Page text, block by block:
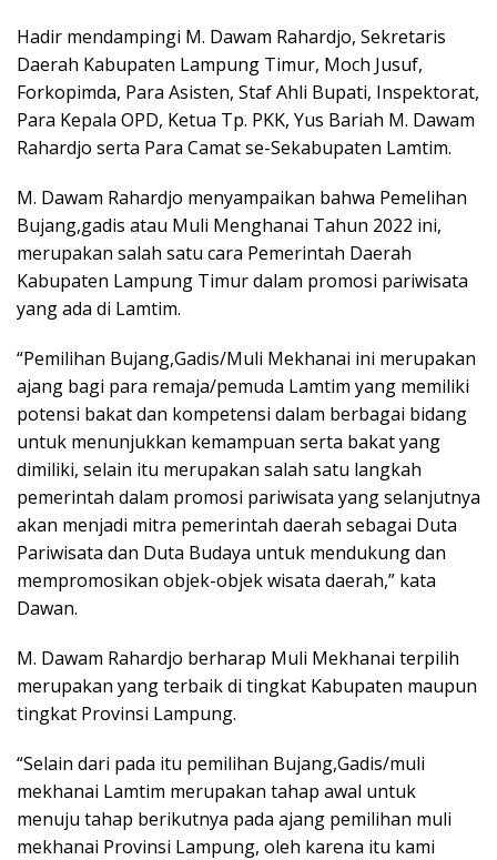
Hadir mendampingi M. Dawam Rahardjo, Sekretaris
Daerah Kabupaten Lampung Timur, Moch Jusuf,
Forkopimda, Para Asisten, Staf Ahli Bupati, Inspektorat,
Para Kepala OPD, Ketua Tp. PKK, Yus Bariah M. Dawam
Rahardjo serta Para Camat se-Sekabupaten Lamtim.
M. Dawam Rahardjo menyampaikan bahwa Pemelihan
Bujang,gadis atau Muli Menghanai Tahun 2022 ini,
merupakan salah satu cara Pemerintah Daerah
Kabupaten Lampung Timur dalam promosi pariwisata
yang ada di Lamtim.
“Pemilihan Bujang,Gadis/Muli Mekhanai ini merupakan
ajang bagi para remaja/pemuda Lamtim yang memiliki
potensi bakat dan kompetensi dalam berbagai bidang
untuk menunjukkan kemampuan serta bakat yang
dimiliki, selain itu merupakan salah satu langkah
pemerintah dalam promosi pariwisata yang selanjutnya
akan menjadi mitra pemerintah daerah sebagai Duta
Pariwisata dan Duta Budaya untuk mendukung dan
mempromosikan objek-objek wisata daerah,” kata
Dawan.
M. Dawam Rahardjo berharap Muli Mekhanai terpilih
merupakan yang terbaik di tingkat Kabupaten maupun
tingkat Provinsi Lampung.
“Selain dari pada itu pemilihan Bujang,Gadis/muli
mekhanai Lamtim merupakan tahap awal untuk
menuju tahap berikutnya pada ajang pemilihan muli
mekhanai Provinsi Lampung, oleh karena itu kami